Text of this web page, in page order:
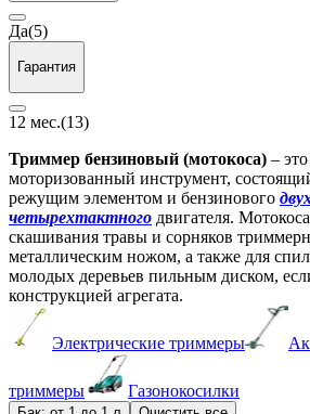
Да(5)
Гарантия
12 мес.(13)
Триммер бензиновый (мотокоса) –
моторизованный инструмент,
режущим элементом и бензинового
четырехтактного двигателя.
скашивания травы и сорняков
металлическим ножом, а также для
молодых деревьев пильным диском,
конструкцией агрегата.
Электрические триммеры
триммеры Газонокосилки